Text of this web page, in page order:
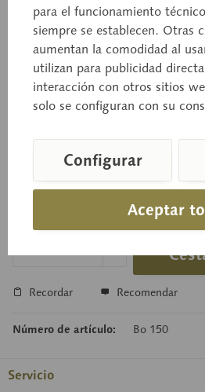
Bo 150
Seta de pie
Flammulina velutipes (CURT.
Precio a consultar
Tiempo de entrega a petición
Recordar Recomendar
Número de artículo: Bo 150
Servicio
para el funcionamiento
siempre se establecen. Otras
aumentan la comodidad al
utilizan para publicidad
interacción con otros sitios
solo se configuran con su
Aceptar
Configurar